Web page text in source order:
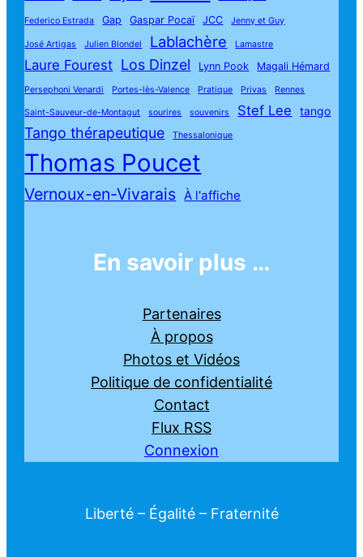
Federico Estrada Gap Gaspar Pocaï JCC Jenny et Guy
José Artigas Julien Blondel Lablachère Lamastre
Laure Fourest Los Dinzel Lynn Pook Magali Hémard
Persephoni Venardi Portes-lès-Valence Pratique Privas Rennes
Saint-Sauveur-de-Montagut sourires souvenirs Stef Lee tango
Tango thérapeutique Thessalonique
Thomas Poucet
Vernoux-en-Vivarais À l'affiche
En savoir plus …
Partenaires
À propos
Photos et Vidéos
Politique de confidentialité
Contact
Flux RSS
Connexion
Liberté – Égalité – Fraternité